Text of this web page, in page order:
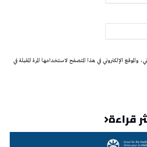
الإلكتروني في هذا المتصفح لاستخدامها المرة المقبلة في
قراءة